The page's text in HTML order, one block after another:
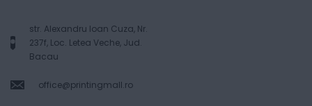
str. Alexandru Ioan Cuza, Nr.
237f, Loc. Letea Veche, Jud.
Bacau
office@printingmall.ro